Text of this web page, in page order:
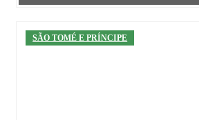
SÃO TOMÉ E PRÍNCIPE